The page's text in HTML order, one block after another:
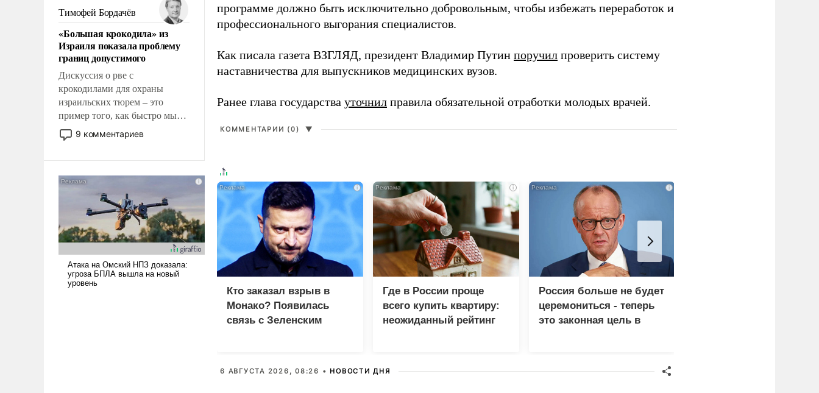
налогоплательщиков и где
Еревану за свои поступки не
нужно отвечать.
Тимофей Бордачёв
«Большая крокодила» из
Израиля показала проблему
границ допустимого
Дискуссия о рве с
крокодилами для охраны
израильских тюрем – это
пример того, как быстро мы
двигаемся по пути
революционных изменений.
псевдонаучной фантастики,
стало всерьез обсуждаемой
9 комментариев
программе должно быть исключительно добровольным, чтобы избежать переработок и
профессионального выгорания специалистов.
Как писала газета ВЗГЛЯД, президент Владимир Путин поручил проверить систему
наставничества для выпускников медицинских вузов.
Ранее глава государства уточнил правила обязательной отработки молодых врачей.
КОММЕНТАРИИ (0) ▼
i
Кто заказал взрыв в
Монако? Появилась
связь с Зеленским
i
Где в России проще
всего купить квартиру:
неожиданный рейтинг
i
Россия больше не будет
церемониться - теперь
это законная цель в
6 АВГУСТА 2026, 08:26 • НОВОСТИ ДНЯ